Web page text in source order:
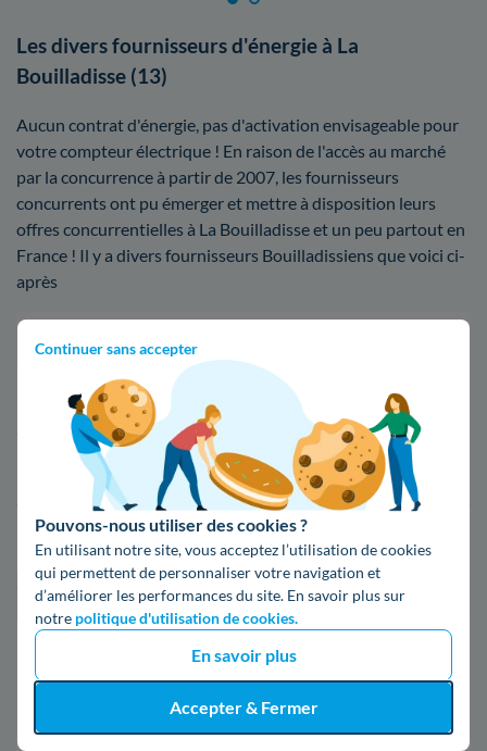
Continuer sans accepter
Pouvons-nous utiliser des cookies ?
En utilisant notre site, vous acceptez l’utilisation de cookies
qui permettent de personnaliser votre navigation et
d’améliorer les performances du site. En savoir plus sur
notre politique d'utilisation de cookies.
En savoir plus
Accepter & Fermer
Les divers fournisseurs d'énergie à La
Bouilladisse (13)
Aucun contrat d'énergie, pas d'activation envisageable pour
votre compteur électrique ! En raison de l'accès au marché
par la concurrence à partir de 2007, les fournisseurs
concurrents ont pu émerger et mettre à disposition leurs
offres concurrentielles à La Bouilladisse et un peu partout en
France ! Il y a divers fournisseurs Bouilladissiens que voici ci-
après
16,34 c€/kWh
16,400000000000002 c€/kWh
17,83 c€/kWh
*Prix TTC pour un forfait base d’une puissance de 6 kVA
(appel non surtaxé)
09 78 46 71 74